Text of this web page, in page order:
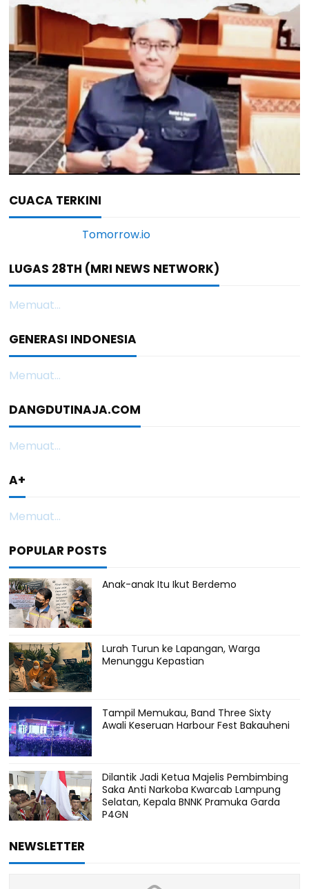
CUACA TERKINI
LUGAS 28TH (MRI NEWS NETWORK)
Memuat...
GENERASI INDONESIA
Memuat...
DANGDUTINAJA.COM
Memuat...
A+
Memuat...
POPULAR POSTS
Anak-anak Itu Ikut Berdemo
Lurah Turun ke Lapangan, Warga
Menunggu Kepastian
Tampil Memukau, Band Three Sixty
Awali Keseruan Harbour Fest Bakauheni
Dilantik Jadi Ketua Majelis Pembimbing
Saka Anti Narkoba Kwarcab Lampung
Selatan, Kepala BNNK Pramuka Garda
P4GN
NEWSLETTER